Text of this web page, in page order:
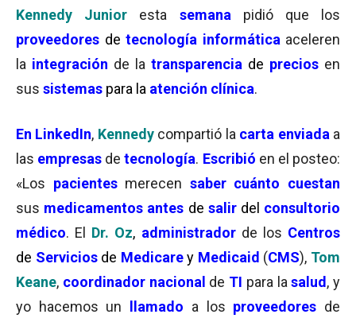
Kennedy Junior esta semana pidió que los
proveedores de tecnología informática aceleren
la integración de la transparencia de precios en
sus sistemas para la atención clínica.
En LinkedIn, Kennedycompartió la carta enviada a
las empresas detecnología. Escribió en el posteo:
«Los pacientesmerecen saber cuánto cuestan
sus medicamentos antes de salir del consultorio
médico. El Dr. Oz, administrador de los Centros
de Servicios de Medicarey Medicaid (CMS), Tom
Keane, coordinador nacional de TI para la salud , y
yo hacemos un llamado a los proveedores de